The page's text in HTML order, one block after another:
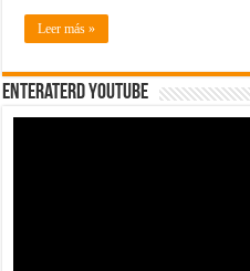
Leer más »
EnterateRD YOUTUBE